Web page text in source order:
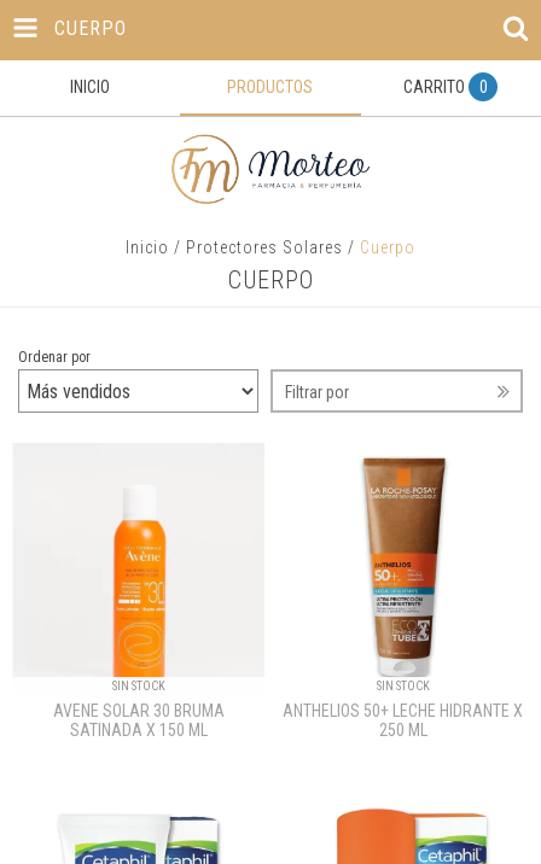
CUERPO
INICIO PRODUCTOS CARRITO 0
Inicio / Protectores Solares / Cuerpo
CUERPO
Ordenar por
Filtrar por
SIN STOCK
AVENE SOLAR 30 BRUMA
SATINADA X 150 ML
SIN STOCK
ANTHELIOS 50+ LECHE HIDRANTE X
250 ML